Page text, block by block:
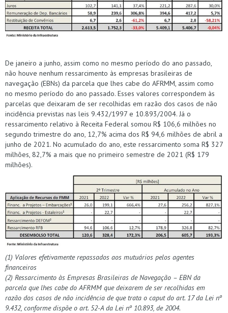
De janeiro a junho, assim como no mesmo período do ano passado,
não houve nenhum ressarcimento às empresas brasileiras de
navegação (EBNs) da parcela que lhes cabe do AFRMM, assim como
no mesmo período do ano passado. Esses valores correspondem às
parcelas que deixaram de ser recolhidas em razão dos casos de não
incidência previstas nas leis 9.432/1997 e 10.893/2004. Já o
ressarcimento relativo à Receita Federal somou R$ 106,6 milhões no
segundo trimestre do ano, 12,7% acima dos R$ 94,6 milhões de abril a
junho de 2021. No acumulado do ano, este ressarcimento soma R$ 327
milhões, 82,7% a mais que no primeiro semestre de 2021 (R$ 179
milhões).
(1) Valores efetivamente repassados aos mutuários pelos agentes
financeiros
(2) Ressarcimento às Empresas Brasileiras de Navegação – EBN da
parcela que lhes cabe do AFRMM que deixarem de ser recolhidas em
razão dos casos de não incidência de que trata o caput do art. 17 da Lei nº
9.432, conforme dispõe o art. 52-A da Lei nº 10.893, de 2004.